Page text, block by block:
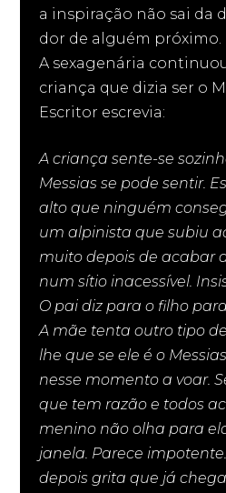
a inspiração não sai da
dor de alguém próximo.
A sexagenária
criança que dizia ser o
Escritor escrevia:
A criança sente-se
Messias se pode sentir.
alto que ninguém
um alpinista que subiu
muito depois de acabar
num sítio inacessível.
O pai diz para o filho
A mãe tenta outro tipo
lhe que se ele é o
nesse momento a voar.
que tem razão e todos
menino não olha para
janela. Parece
depois grita que já